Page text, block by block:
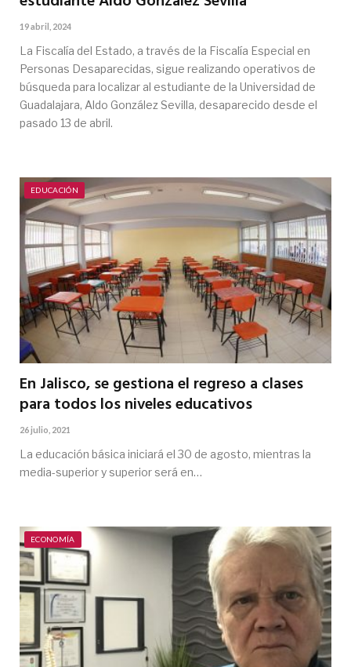
19 abril, 2024
La Fiscalía del Estado, a través de la Fiscalía Especial en
Personas Desaparecidas, sigue realizando operativos de
búsqueda para localizar al estudiante de la Universidad de
Guadalajara, Aldo González Sevilla, desaparecido desde el
pasado 13 de abril.
EDUCACIÓN
En Jalisco, se gestiona el regreso a clases
para todos los niveles educativos
26 julio, 2021
La educación básica iniciará el 30 de agosto, mientras la
media-superior y superior será en…
ECONOMÍA